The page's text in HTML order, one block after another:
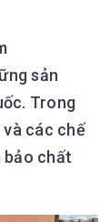
sản
Trong
và các chế
bảo chất